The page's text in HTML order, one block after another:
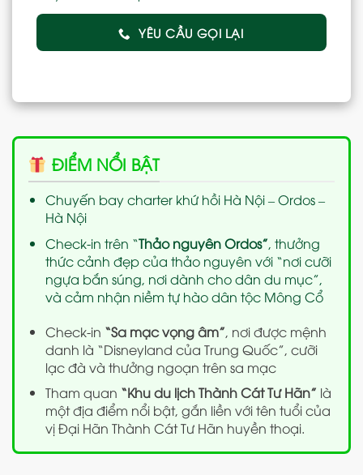
YÊU CẦU GỌI LẠI
ĐIỂM NỔI BẬT
Chuyến bay charter khứ hồi Hà Nội – Ordos –
Hà Nội
Check-in trên “Thảo nguyên Ordos”, thưởng
thức cảnh đẹp của thảo nguyên với “nơi cưỡi
ngựa bắn súng, nơi dành cho dân du mục”,
và cảm nhận niềm tự hào dân tộc Mông Cổ
Check-in “Sa mạc vọng âm”, nơi được mệnh
danh là “Disneyland của Trung Quốc”, cưỡi
lạc đà và thưởng ngoạn trên sa mạc
Tham quan “Khu du lịch Thành Cát Tư Hãn” là
một địa điểm nổi bật, gắn liền với tên tuổi của
vị Đại Hãn Thành Cát Tư Hãn huyền thoại.